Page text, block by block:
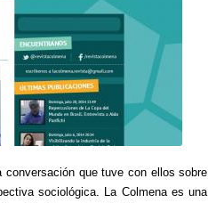
conversación que tuve con ellos sobre
sociológica. La Colmena es una